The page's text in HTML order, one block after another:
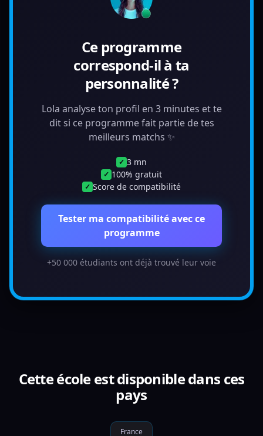
Ce programme
correspond-il à ta
personnalité ?
Lola analyse ton profil en 3 minutes et te
dit si ce programme fait partie de tes
meilleurs matchs ✨
✓ 3 mn
✓ 100% gratuit
✓ Score de compatibilité
Tester ma compatibilité avec ce
programme
+50 000 étudiants ont déjà trouvé leur voie
Cette école est disponible dans ces
pays
France